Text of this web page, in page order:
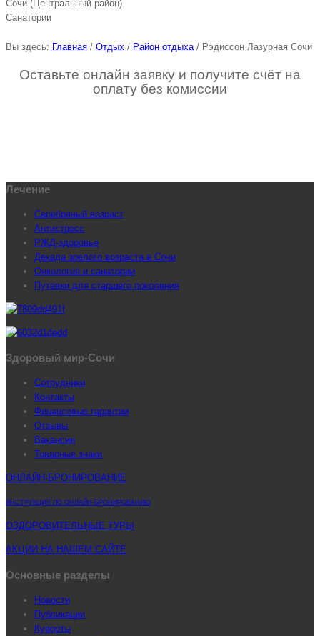
Сочи (Центральный район)
Санатории
Вы здесь: Главная / Отдых / Район отдыха / Рэдиссон Лазурная Сочи
Оставьте онлайн заявку и получите счёт на
оплату без комиссии
Лечение
Серебряный возраст
Антистресс
РЖД-здоровье
Декада зрелого возраста в Сочи
Онкология и санатории
Путевки для старшего поколения
Здоровый мир-Сочи
Сотрудники
Контакты
Финансовые гарантии
Отзывы
Вакансии
Товарные знаки
ОНЛАЙН-БРОНИРОВАНИЕ
ИНСТРУКЦИЯ ПО ОНЛАЙН-БРОНИРОВАНИЮ
ОЗДОРОВИТЕЛЬНЫЕ ТУРЫ
АКЦИИ НА НАШЕМ САЙТЕ
Основные разделы
Новости
Публикации
Курорты